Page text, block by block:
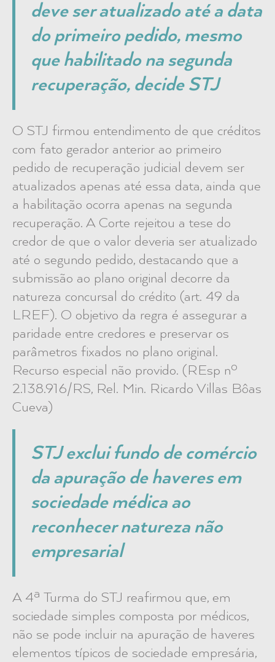
deve ser atualizado até a data
do primeiro pedido, mesmo
que habilitado na segunda
recuperação, decide STJ
O STJ firmou entendimento de que créditos
com fato gerador anterior ao primeiro
pedido de recuperação judicial devem ser
atualizados apenas até essa data, ainda que
a habilitação ocorra apenas na segunda
recuperação. A Corte rejeitou a tese do
credor de que o valor deveria ser atualizado
até o segundo pedido, destacando que a
submissão ao plano original decorre da
natureza concursal do crédito (art. 49 da
LREF). O objetivo da regra é assegurar a
paridade entre credores e preservar os
parâmetros fixados no plano original.
Recurso especial não provido. (REsp nº
2.138.916/RS, Rel. Min. Ricardo Villas Bôas
Cueva)
STJ exclui fundo de comércio
da apuração de haveres em
sociedade médica ao
reconhecer natureza não
empresarial
A 4ª Turma do STJ reafirmou que, em
sociedade simples composta por médicos,
não se pode incluir na apuração de haveres
elementos típicos de sociedade empresária,